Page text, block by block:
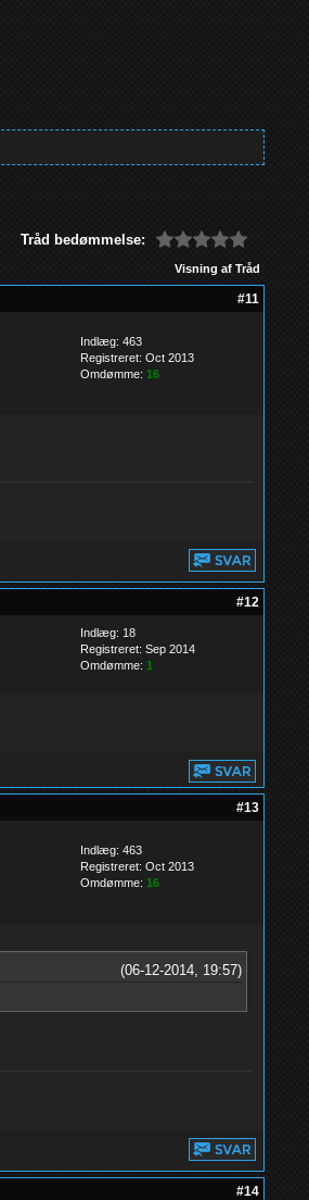
Tråd bedømmelse:
Visning af Tråd
#11
Indlæg: 463
Registreret: Oct 2013
Omdømme: 16
#12
Indlæg: 18
Registreret: Sep 2014
Omdømme: 1
#13
Indlæg: 463
Registreret: Oct 2013
Omdømme: 16
(06-12-2014, 19:57)
#14